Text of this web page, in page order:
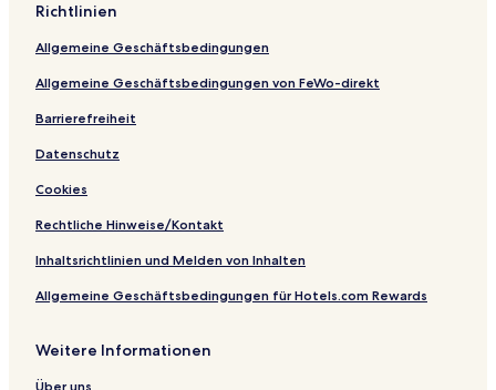
Richtlinien
Allgemeine Geschäftsbedingungen
Allgemeine Geschäftsbedingungen von FeWo-direkt
Barrierefreiheit
Datenschutz
Cookies
Rechtliche Hinweise/Kontakt
Inhaltsrichtlinien und Melden von Inhalten
Allgemeine Geschäftsbedingungen für Hotels.com Rewards
Weitere Informationen
Über uns